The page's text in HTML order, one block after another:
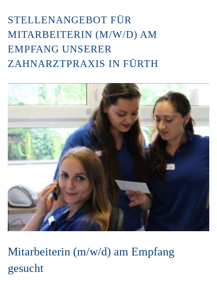
STELLENANGEBOT FÜR
MITARBEITERIN (M/W/D) AM
EMPFANG UNSERER
ZAHNARZTPRAXIS IN FÜRTH
Mitarbeiterin (m/w/d) am Empfang
gesucht